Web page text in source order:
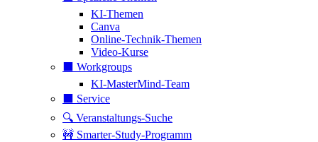
KI-Themen
Canva
Online-Technik-Themen
Video-Kurse
⬛️ Workgroups
KI-MasterMind-Team
⬛️ Service
🔍 Veranstaltungs-Suche
🚧 Smarter-Study-Programm